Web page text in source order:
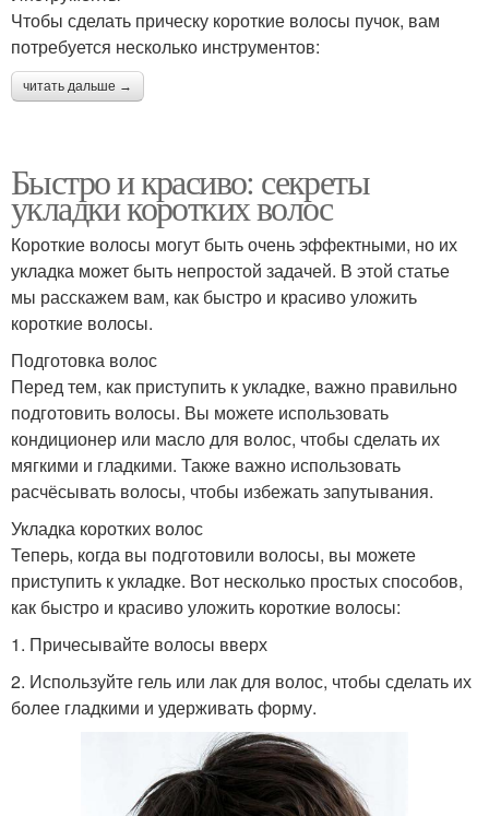
Чтобы сделать прическу короткие волосы пучок, вам
потребуется несколько инструментов:
читать дальше →
Быстро и красиво: секреты
укладки коротких волос
Короткие волосы могут быть очень эффектными, но их
укладка может быть непростой задачей. В этой статье
мы расскажем вам, как быстро и красиво уложить
короткие волосы.
Подготовка волос
Перед тем, как приступить к укладке, важно правильно
подготовить волосы. Вы можете использовать
кондиционер или масло для волос, чтобы сделать их
мягкими и гладкими. Также важно использовать
расчёсывать волосы, чтобы избежать запутывания.
Укладка коротких волос
Теперь, когда вы подготовили волосы, вы можете
приступить к укладке. Вот несколько простых способов,
как быстро и красиво уложить короткие волосы:
1. Причесывайте волосы вверх
2. Используйте гель или лак для волос, чтобы сделать их
более гладкими и удерживать форму.